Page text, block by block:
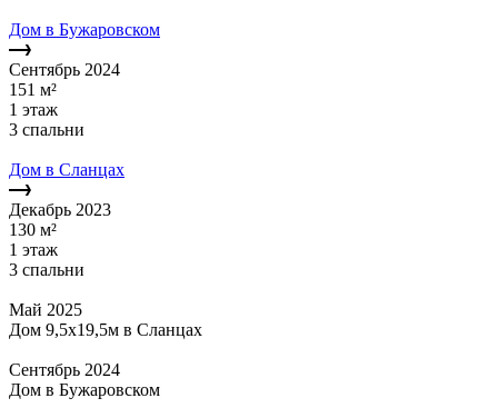
Дом в Бужаровском
Сентябрь 2024
151 м²
1 этаж
3 спальни
Дом в Сланцах
Декабрь 2023
130 м²
1 этаж
3 спальни
Май 2025
Дом 9,5х19,5м в Сланцах
Сентябрь 2024
Дом в Бужаровском